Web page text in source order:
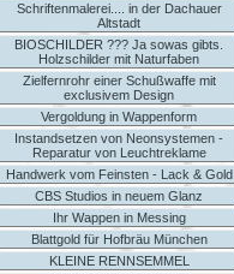
Schriftenmalerei.... in der Dachauer
Altstadt
BIOSCHILDER ??? Ja sowas gibts.
Holzschilder mit Naturfaben
Zielfernrohr einer Schußwaffe mit
exclusivem Design
Vergoldung in Wappenform
Instandsetzen von Neonsystemen -
Reparatur von Leuchtreklame
Handwerk vom Feinsten - Lack & Gold
CBS Studios in neuem Glanz
Ihr Wappen in Messing
Blattgold für Hofbräu München
KLEINE RENNSEMMEL